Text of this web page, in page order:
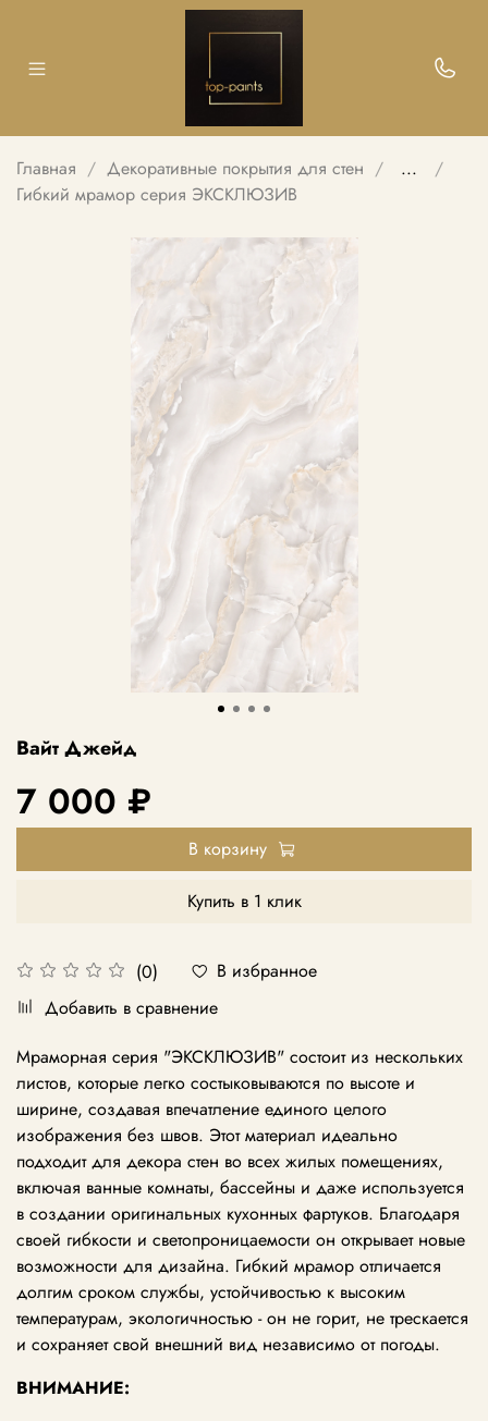
Главная Декоративные покрытия для стен
...
Гибкий мрамор серия ЭКСКЛЮЗИВ
Вайт Джейд
(0)
В избранное
Добавить в сравнение
7 000 ₽
В корзину
Купить в 1 клик
Мраморная серия "ЭКСКЛЮЗИВ" состоит из нескольких
листов, которые легко состыковываются по высоте и
ширине, создавая впечатление единого целого
изображения без швов. Этот материал идеально
подходит для декора стен во всех жилых помещениях,
включая ванные комнаты, бассейны и даже используется
в создании оригинальных кухонных фартуков. Благодаря
своей гибкости и светопроницаемости он открывает новые
возможности для дизайна. Гибкий мрамор отличается
долгим сроком службы, устойчивостью к высоким
температурам, экологичностью - он не горит, не трескается
и сохраняет свой внешний вид независимо от погоды.
ВНИМАНИЕ: